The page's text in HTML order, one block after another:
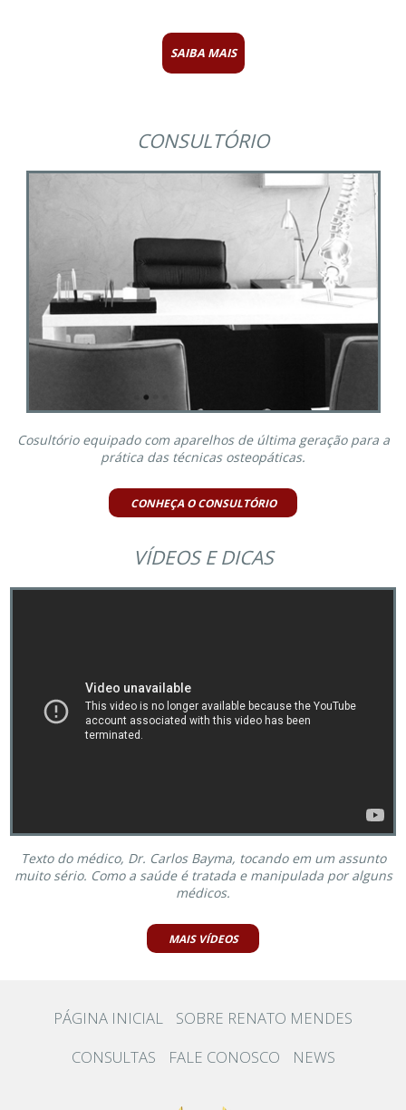
SAIBA MAIS
CONSULTÓRIO
Cosultório equipado com aparelhos de última geração para a
prática das técnicas osteopáticas.
CONHEÇA O CONSULTÓRIO
VÍDEOS E DICAS
Texto do médico, Dr. Carlos Bayma, tocando em um assunto
muito sério. Como a saúde é tratada e manipulada por alguns
médicos.
MAIS VÍDEOS
PÁGINA INICIAL
SOBRE RENATO MENDES
CONSULTAS
FALE CONOSCO NEWS